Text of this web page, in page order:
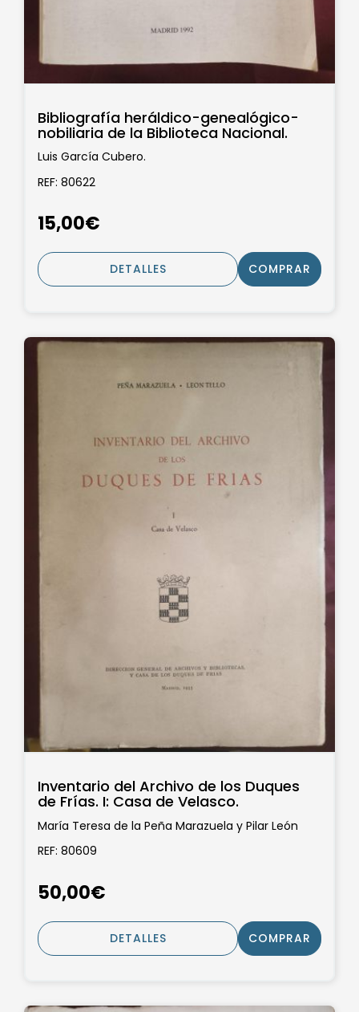
Bibliografía heráldico-genealógico-
nobiliaria de la Biblioteca Nacional.
Luis García Cubero.
REF: 80622
15,00€
DETALLES COMPRAR
Inventario del Archivo de los Duques
de Frías. I: Casa de Velasco.
María Teresa de la Peña Marazuela y Pilar León
REF: 80609
50,00€
DETALLES COMPRAR